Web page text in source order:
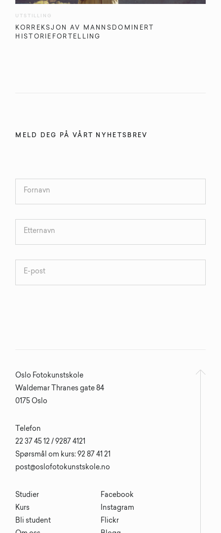
UTSTILLING
KORREKSJON AV MANNSDOMINERT
HISTORIEFORTELLING
MELD DEG PÅ VÅRT NYHETSBREV
Oslo Fotokunstskole
Waldemar Thranes gate 84
0175 Oslo
Studier
Kurs
Bli student
Telefon
22 37 45 12 / 9287 4121
Spørsmål om kurs: 92 87 41 21
post@oslofotokunstskole.no
Facebook
Instagram
Flickr